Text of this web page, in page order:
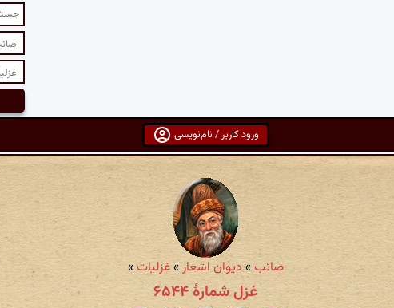
ورود کاربر / نام‌نویسی
صائب »دیوان اشعار»غزلیات»
غزل شمارهٔ ۶۵۴۴